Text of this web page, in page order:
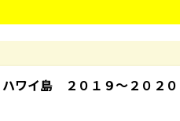
ワイ島 ２０１９～２０２０